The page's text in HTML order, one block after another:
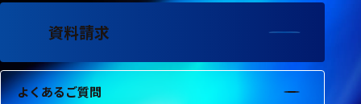
資料請求
よくあるご質問